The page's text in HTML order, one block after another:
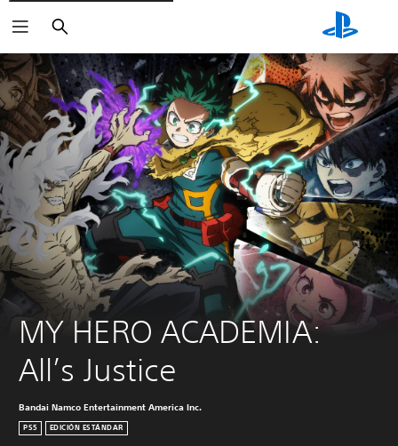
Buscar
MY HERO ACADEMIA:
All’s Justice
Bandai Namco Entertainment America Inc.
PS5 EDICIÓN ESTÁNDAR